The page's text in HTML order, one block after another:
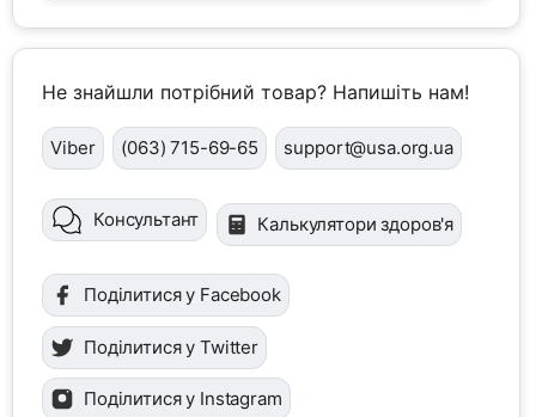
Не знайшли потрібний товар? Напишіть нам!
Viber (063) 715-69-65 support@usa.org.ua
Консультант Калькулятори здоров'я
Поділитися у Facebook
Поділитися у Twitter
Поділитися у Instagram